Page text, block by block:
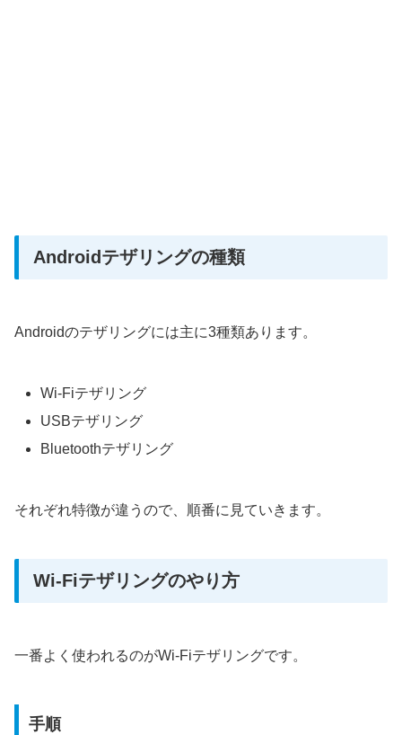
Androidテザリングの種類
Androidのテザリングには主に3種類あります。
Wi-Fiテザリング
USBテザリング
Bluetoothテザリング
それぞれ特徴が違うので、順番に見ていきます。
Wi-Fiテザリングのやり方
一番よく使われるのがWi-Fiテザリングです。
手順